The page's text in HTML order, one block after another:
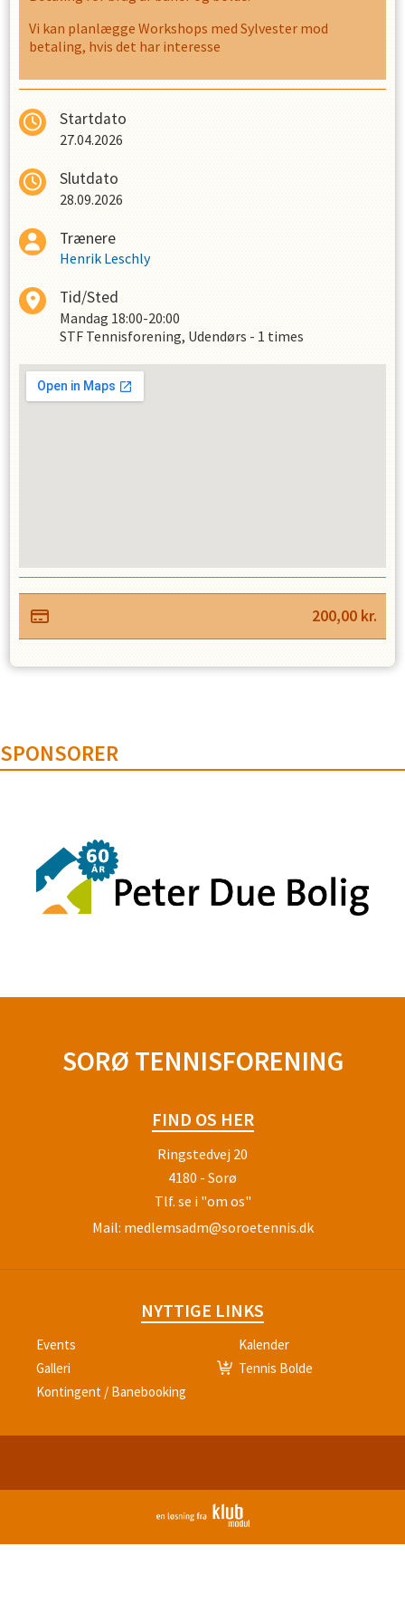
Vi kan planlægge Workshops med Sylvester mod
betaling, hvis det har interesse
Startdato
27.04.2026
Slutdato
28.09.2026
Trænere
Henrik Leschly
Tid/Sted
Mandag 18:00-20:00
STF Tennisforening, Udendørs - 1 times
200,00 kr.
SPONSORER
SORØ TENNISFORENING
FIND OS HER
Ringstedvej 20
4180 - Sorø
Tlf. se i "om os"
Mail: medlemsadm@soroetennis.dk
NYTTIGE LINKS
Events
Kalender
Galleri
Tennis Bolde
Kontingent / Banebooking